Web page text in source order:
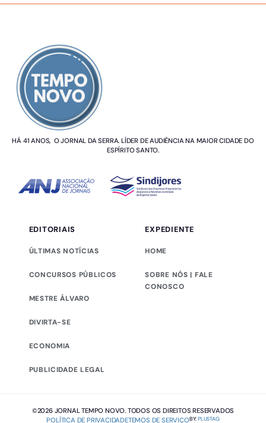
HÁ 41 ANOS, O JORNAL DA SERRA. LÍDER DE AUDIÊNCIA NA MAIOR CIDADE DO
ESPÍRITO SANTO.
EDITORIAIS
ÚLTIMAS NOTÍCIAS
CONCURSOS PÚBLICOS
MESTRE ÁLVARO
DIVIRTA-SE
ECONOMIA
PUBLICIDADE LEGAL
EXPEDIENTE
HOME
SOBRE NÓS | FALE
CONOSCO
©2026 JORNAL TEMPO NOVO. TODOS OS DIREITOS RESERVADOS
POLÍTICA DE PRIVACIDADETEMOS DE SERVIÇOBY:PLUSTAG